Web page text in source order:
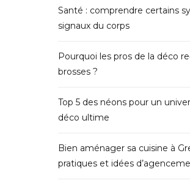
Santé : comprendre certains
signaux du corps
Pourquoi les pros de la déco
brosses ?
Top 5 des néons pour un
déco ultime
Bien aménager sa cuisine à
pratiques et idées